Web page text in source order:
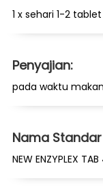
1 x sehari 1-2 tablet
Penyajian:
pada waktu
Nama Standar
NEW ENZYPLEX